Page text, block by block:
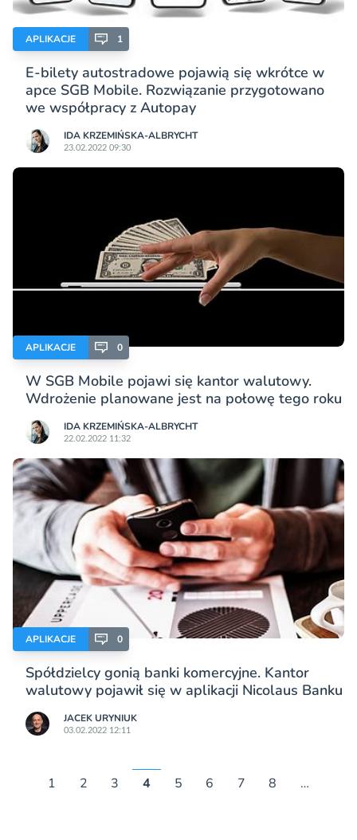
APLIKACJE 1
E-bilety autostradowe pojawią się wkrótce w
apce SGB Mobile. Rozwiązanie przygotowano
we współpracy z Autopay
IDA KRZEMIŃSKA-ALBRYCHT
23.02.2022 09:30
APLIKACJE 0
W SGB Mobile pojawi się kantor walutowy.
Wdrożenie planowane jest na połowę tego roku
IDA KRZEMIŃSKA-ALBRYCHT
22.02.2022 11:32
APLIKACJE 0
Spółdzielcy gonią banki komercyjne. Kantor
walutowy pojawił się w aplikacji Nicolaus Banku
JACEK URYNIUK
03.02.2022 12:11
1 2 3 4 5 6 7 8 …